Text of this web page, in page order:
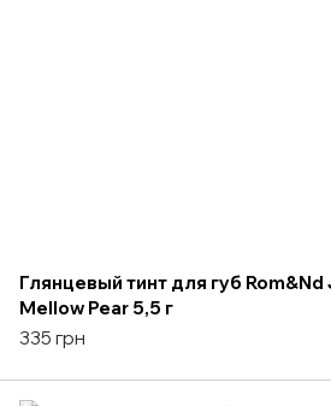
Глянцевый тинт для губ
Mellow Pear 5,5 г
335 грн